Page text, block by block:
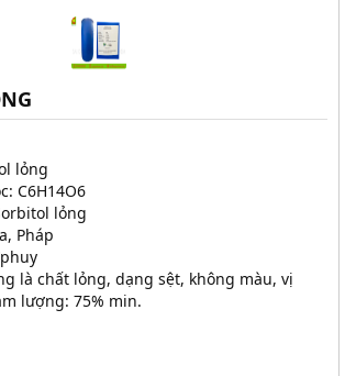
lỏng
C6H14O6
lỏng
Pháp
là chất lỏng, dạng sệt, không màu, vị
lượng: 75% min.